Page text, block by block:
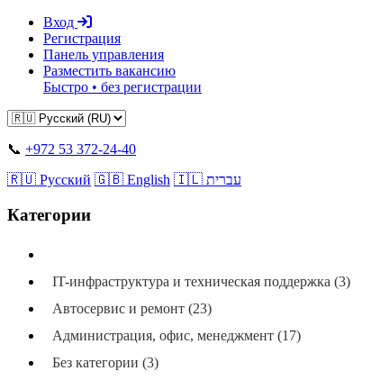
Вход
Регистрация
Панель управления
Разместить вакансию
Быстро • без регистрации
📞 +972 53 372-24-40
🇷🇺 Русский 🇬🇧 English 🇮🇱 עברית
Категории
IT-инфраструктура и техническая поддержка (3)
Автосервис и ремонт (23)
Администрация, офис, менеджмент (17)
Без категории (3)